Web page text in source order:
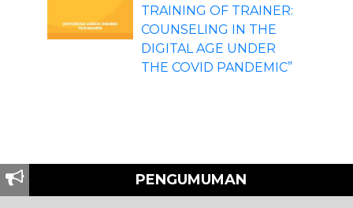
TRAINING OF TRAINER:
COUNSELING IN THE
DIGITAL AGE UNDER
THE COVID PANDEMIC”
PENGUMUMAN